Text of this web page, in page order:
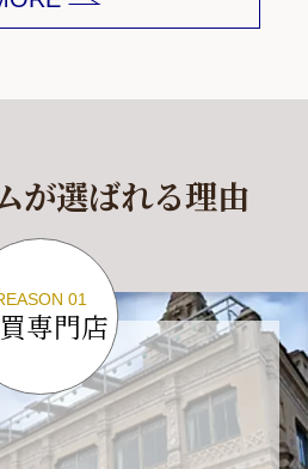
ウィーク休業とさせて頂
たお問い合わせにつきま
、順次対応させて頂きま
ますが、何卒ご理解の程
ます。
】
が選ばれる理由
01
専門店